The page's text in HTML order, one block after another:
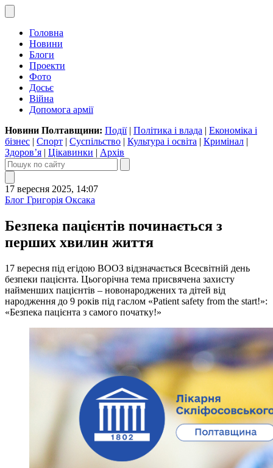
Головна
Новини
Блоги
Проекти
Фото
Досьє
Війна
Допомога армії
Новини Полтавщини: Події| Політика і влада | Економіка і
бізнес | Спорт | Суспільство | Культура і освіта | Кримінал |
Здоров’я | Цікавинки | Архів
17 вересня 2025, 14:07
Блог Григорія Оксака
Безпека пацієнтів починається з
перших хвилин життя
17 вересня під егідою ВООЗ відзначається Всесвітній день
безпеки пацієнта. Цьогорічна тема присвячена захисту
найменших пацієнтів – новонароджених та дітей від
народження до 9 років під гаслом «Patient safety from the start!»:
«Безпека пацієнта з самого початку!»